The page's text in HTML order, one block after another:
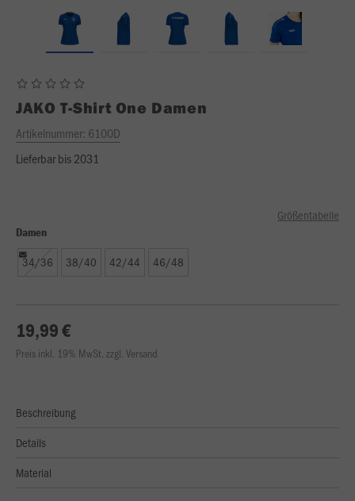
JAKO T-Shirt One Damen
Artikelnummer: 6100D
Lieferbar bis 2031
Größentabelle
Damen
34/36 38/40 42/44 46/48
19,99 €
Preis inkl. 19% MwSt. zzgl. Versand
Beschreibung
Details
Material